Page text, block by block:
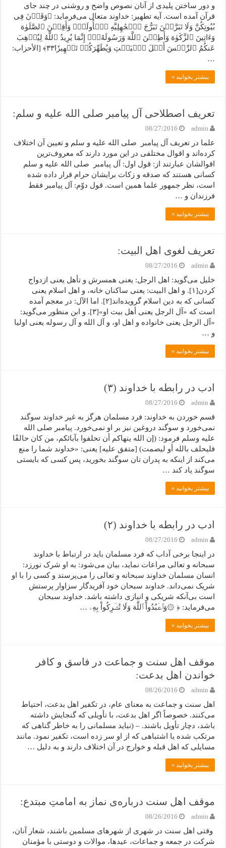
و دور ساختن پلیدی از آنان نصوص واضح و روشنی در چند جای
قرآن آمده است. آیه تطهیر: خداوند متعال می‌فرماید: ﴿وَقَرۡنَ فِی
بُیُوتِکُنَّ وَلَا تَبَرَّجۡنَ تَبَرُّجَ ٱلۡجَٰهِلِیَّهِ ٱلۡأُولَىٰۖ وَأَقِمۡنَ ٱلصَّلَوٰهَ
وَءَاتِینَ ٱلزَّکَوٰهَ وَأَطِعۡنَ ٱللَّهَ وَرَسُولَهُۥٓۚ إِنَّمَا یُرِیدُ ٱللَّهُ لِیُذۡهِبَ
عَنکُمُ ٱلرِّجۡسَ أَهۡلَ ٱلۡبَیۡتِ وَیُطَهِّرَکُمۡ تَطۡهِیرٗا۳۳﴾ [الأحزاب:
…
بیشتر بخوانید »
تعریف اصطلاحی آل پیامبر صلی الله علیه و سلم:
admin
08/27/2016
علما در تعریف آل پیامبر صلی الله علیه و سلم و تعیین آن اختلاف
کرده‌اند و اقوال مختلفی در این مورد دارند که معروف‌ترین
اقوالشان عبارتند از: قول اول: آل پیامبر صلی الله علیه و سلم
کسانی هستند که صدقه و زکات برایشان حرام قرار داده شده
است، نظر جمهور علما همین است. قول دوّم: آل پیامبر فقط
فرزندان و …
بیشتر بخوانید »
تعریف لغوی اهل البیت:
admin
08/27/2016
خلیل می‌گوید: اهل الرجل: یعنی همسرش و تأهل یعنی ازدواج
کردن[۱]. و اهل البیت: یعنی ساکنان خانه، و اهل اسلام یعنی
کسانی که به دین اسلام گرویده‌اند[۲]. اما الآل: در معجم آمده
است که «آل الرجل یعنى أهل بیت او»[۳]. و ابن منظور می‌گوید:
«آل الرجل یعنی خانواده و اهل او، و آل الله و آل رسوله یعنی اولیا
و …
بیشتر بخوانید »
ادب در رابطه با خداوند (۳)
admin
08/27/2016
قسم خوردن به خداوند: فرد مسلمان هرگز به غیر خداوند سوگند
نمی‌خورد و سوگند دروغین نیز بر او نمی‌خورد. پیامبر صلی الله
علیه وسلم فرمود: (إن الله ینهاکم أن تحلفوا بآبائکم، من کان حالفًا
فلیحلف بالله أو لیصمت) [متفق علیه] یعنی: «خداوند شما را منع
می‌کند از اینکه به پدران تان سوگند بخورید، پس کسی که بایستی
سوگند یاد کند …
بیشتر بخوانید »
ادب در رابطه با خداوند (۲)
admin
08/27/2016
در اینجا برخی آداب که فرد مسلمان باید در ارتباط با خداوند
سبحانه و تعالی مراعات نماید، بیان می‌شود: به او شرک نورزد:
انسان مسلمان خداوند سبحانه و تعالی را می‌پرستد و کسی را با او
شریک نمی‌داند. خداوند سبحان خود آفریدگار سزاوار پرستش
است بی‌آنکه شریکی و انبازی داشته باشد. خداوند سبحان
می‌فرماید: ﴿ ۞وَٱعۡبُدُواْ ٱللَّهَ وَلَا تُشۡرِکُواْ بِهِۦ …
بیشتر بخوانید »
موقف اهل سنت و جماعت در فاسق و کافر
خواندن اهل بدعت:
admin
08/26/2016
اهل سنت و جماعت به معنای عام، در تکفیر اهل بدعت، احتیاط
می‌کنند. خصوصاً اگر اهل بدعت، با تأویلی که گنجایش داشته
باشد، دچار تأویل باشند. – (نباید مسلمانی را به خاطر گناهی که
مرتکب شده یا اشتباهی که از او سر زده است، تکفیر نمود. مانند
مسایلی که اهل قبله و خوارج در آن اختلاف دارند و به دلیل …
بیشتر بخوانید »
موقف اهل سنت درباره‌ی نماز به امامتِ مبتدع:
admin
08/26/2016
وقتی اهل سنت در شهری از شهرهای مسلمین باشند، شعار آنان،
شرکت در جمعه و جماعات، عیدها، موالات و دوستی با مؤمنان